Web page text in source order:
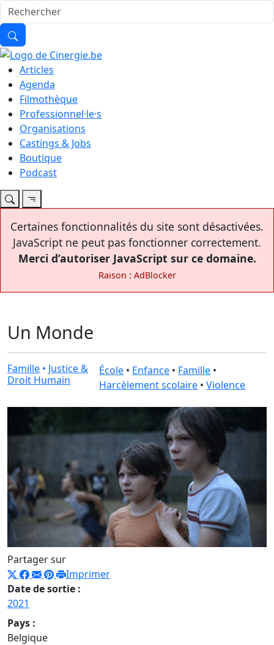
Articles
Agenda
Filmothèque
Professionnel·le·s
Organisations
Castings & Jobs
Boutique
Podcast
Certaines fonctionnalités du site sont désactivées.
JavaScript ne peut pas fonctionner correctement.
Merci d’autoriser JavaScript sur ce domaine.
Raison : AdBlocker
Un Monde
Famille • Justice &
Droit Humain
École • Enfance • Famille •
Harcèlement scolaire •Violence
Partager sur
Imprimer
Date de sortie :
2021
Pays :
Belgique